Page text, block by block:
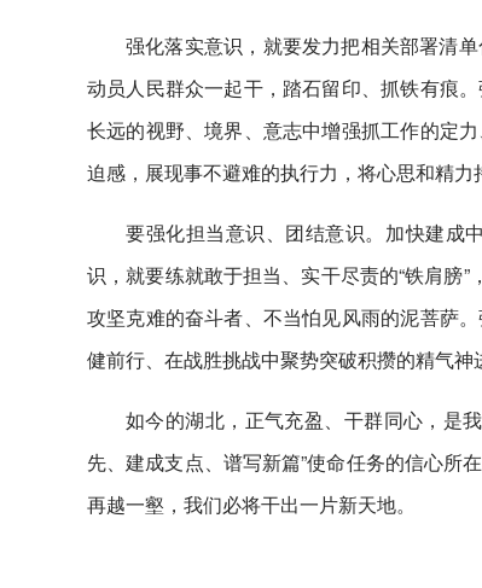
强化落实意识，就要发力把相关部署清
动员人民群众一起干，踏石留印、抓铁有痕
长远的视野、境界、意志中增强抓工作的定
迫感，展现事不避难的执行力，将心思和精力
要强化担当意识、团结意识。加快建成
识，就要练就敢于担当、实干尽责的“铁肩膀
攻坚克难的奋斗者、不当怕见风雨的泥菩萨
健前行、在战胜挑战中聚势突破积攒的精气
如今的湖北，正气充盈、干群同心，是
先、建成支点、谱写新篇”使命任务的信心所
再越一壑，我们必将干出一片新天地。